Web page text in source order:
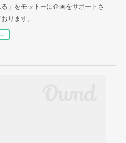
る」をモットーに企画をサポートさ
ります。